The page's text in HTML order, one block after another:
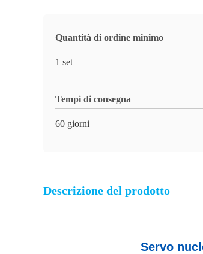
Quantità di ordine minimo
1 set
Tempi di consegna
60 giorni
Descrizione del prodotto
Servo